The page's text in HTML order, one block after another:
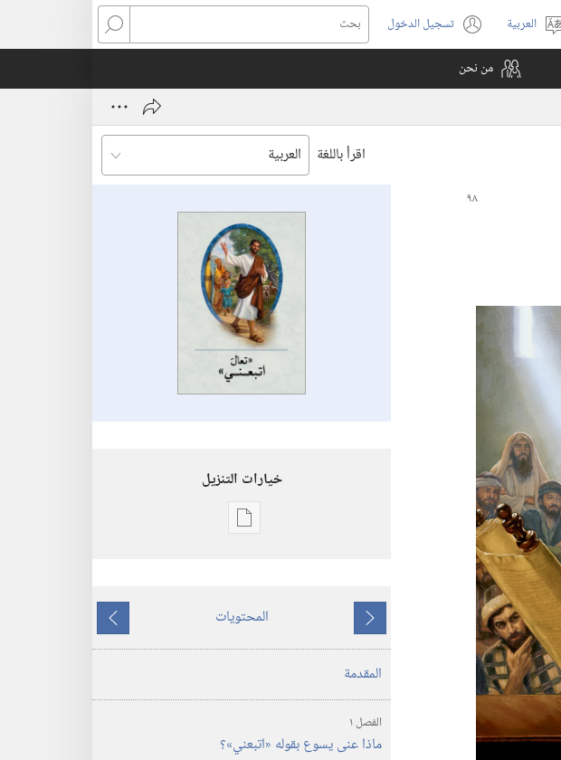
اختر
اللغة
العربية تسجيل الدخول
(يفتح
نافذة
بحث
من نحن
اقرأ باللغة
خيارات التنزيل
خيارات
اتبعني»‏
ما
يسبق
المحتويات
ما
يلي
المقدمة
الفصل ١
ماذا عنى يسوع بقوله «اتبعني»؟‏